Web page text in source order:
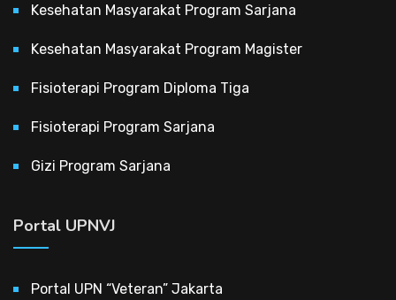
Kesehatan Masyarakat Program Sarjana
Kesehatan Masyarakat Program Magister
Fisioterapi Program Diploma Tiga
Fisioterapi Program Sarjana
Gizi Program Sarjana
Portal UPNVJ
Portal UPN “Veteran” Jakarta